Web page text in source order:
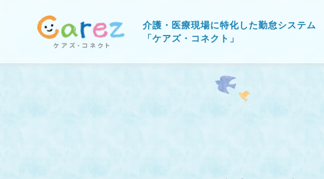
介護・医療現場に特化した勤怠システム
「ケアズ・コネクト」